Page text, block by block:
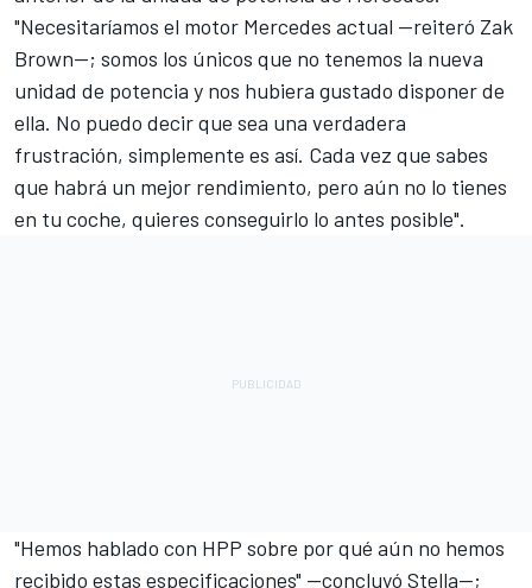
"Necesitaríamos el motor Mercedes actual —reiteró Zak
Brown—; somos los únicos que no tenemos la nueva
unidad de potencia y nos hubiera gustado disponer de
ella. No puedo decir que sea una verdadera
frustración, simplemente es así. Cada vez que sabes
que habrá un mejor rendimiento, pero aún no lo tienes
en tu coche, quieres conseguirlo lo antes posible".
"Hemos hablado con HPP sobre por qué aún no hemos
recibido estas especificaciones" —concluyó Stella—;